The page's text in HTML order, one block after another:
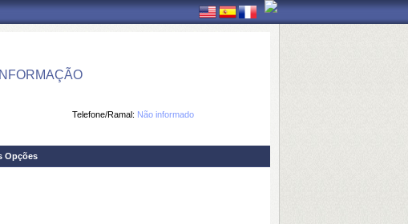
Telefone/Ramal: Não informado
Opções